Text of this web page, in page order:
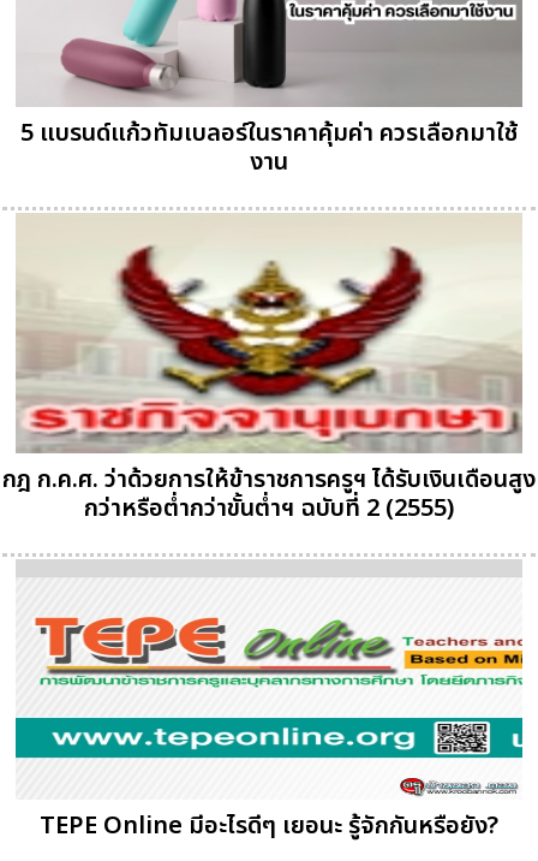
5 แบรนด์แก้วทัมเบลอร์ในราคาคุ้มค่า ควรเลือกมาใช้
งาน
กฎ ก.ค.ศ. ว่าด้วยการให้ข้าราชการครูฯ ได้รับเงินเดือนสูง
กว่าหรือต่ำกว่าขั้นต่ำฯ ฉบับที่ 2 (2555)
TEPE Online มีอะไรดีๆ เยอนะ รู้จักกันหรือยัง?